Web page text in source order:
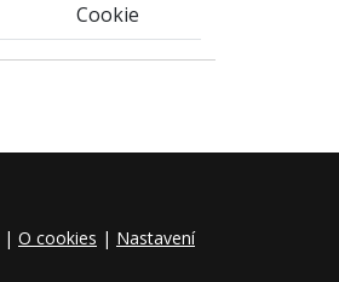
Cookie
| O cookies | Nastavení